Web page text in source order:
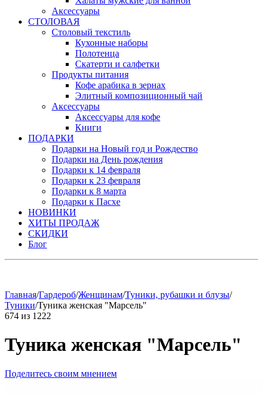
Аксессуары
СТОЛОВАЯ
Столовый текстиль
Кухонные наборы
Полотенца
Скатерти и салфетки
Продукты питания
Кофе арабика в зернах
Элитный композиционный чай
Аксессуары
Аксессуары для кофе
Книги
ПОДАРКИ
Подарки на Новый год и Рождество
Подарки на День рождения
Подарки к 14 февраля
Подарки к 23 февраля
Подарки к 8 марта
Подарки к Пасхе
НОВИНКИ
ХИТЫ ПРОДАЖ
СКИДКИ
Блог
Главная/Гардероб/Женщинам/Туники, рубашки и блузы/
Туники/Туника женская "Марсель"
674 из 1222
Туника женская "Марсель"
Поделитесь своим мнением